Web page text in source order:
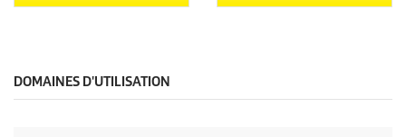
DOMAINES D'UTILISATION